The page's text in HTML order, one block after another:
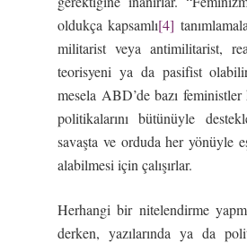
oldukça kapsamlı[4]
militarist veya antimilitarist,
teorisyeni ya da pasifist
mesela ABD’de bazı
politikalarını bütünüyle
savaşta ve orduda her yönüyle
alabilmesi için çalışırlar.
Herhangi bir nitelendirme
derken, yazılarında ya da